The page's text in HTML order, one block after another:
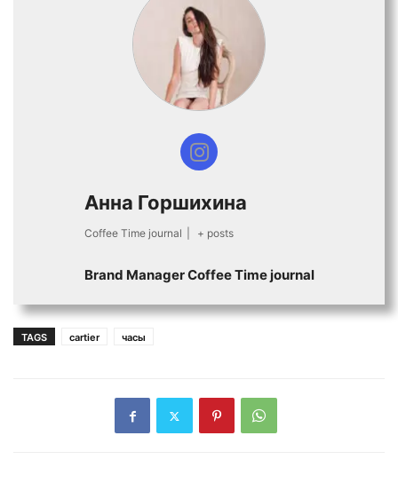
Анна Горшихина
Coffee Time journal + posts
Brand Manager Coffee Time journal
TAGS cartier часы